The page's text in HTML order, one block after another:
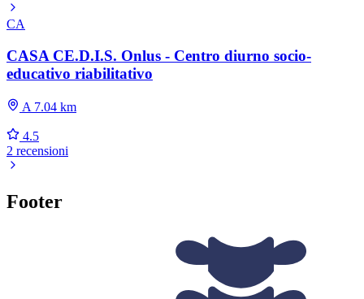
CA
CASA CE.D.I.S. Onlus - Centro diurno socio-
educativo riabilitativo
A 7.04 km
4.5
2 recensioni
Footer